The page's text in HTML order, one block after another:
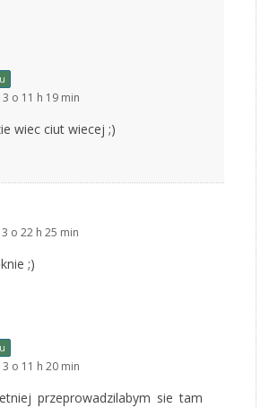
o 11 h 19 min
wiec ciut wiecej ;)
o 22 h 25 min
;)
o 11 h 20 min
przeprowadzilabym sie tam